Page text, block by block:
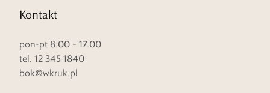
Kontakt
pon-pt 8.00 – 17.00
tel. 12 345 1840
bok@wkruk.pl